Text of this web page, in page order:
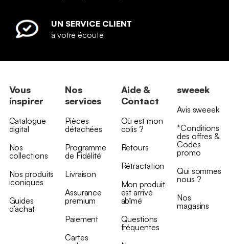
UN SERVICE CLIENT
à votre écoute
Vous
inspirer
Catalogue
digital
Nos
collections
Nos produits
iconiques
Guides
d’achat
Nos
services
Pièces
détachées
Programme
de Fidélité
Livraison
Assurance
premium
Paiement
Cartes
Aide &
Contact
Où est mon
colis ?
Retours
Rétractation
Mon produit
est arrivé
abîmé
Questions
fréquentes
sweeek
Avis sweeek
*Conditions
des offres &
Codes
promo
Qui sommes
nous ?
Nos
magasins